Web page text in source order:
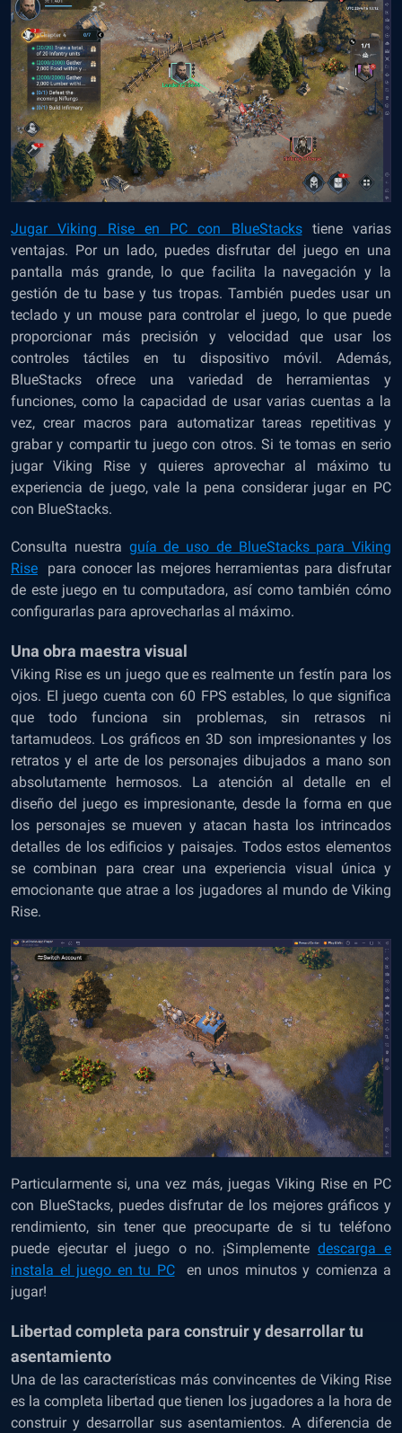
Jugar Viking Rise en PC con BlueStackstiene varias
ventajas. Por un lado, puedes disfrutar del juego en una
pantalla más grande, lo que facilita la navegación y la
gestión de tu base y tus tropas. También puedes usar un
teclado y un mouse para controlar el juego, lo que puede
proporcionar más precisión y velocidad que usar los
controles táctiles en tu dispositivo móvil. Además,
BlueStacks ofrece una variedad de herramientas y
funciones, como la capacidad de usar varias cuentas a la
vez, crear macros para automatizar tareas repetitivas y
grabar y compartir tu juego con otros. Si te tomas en serio
jugar Viking Rise y quieres aprovechar al máximo tu
experiencia de juego, vale la pena considerar jugar en PC
con BlueStacks.
Consulta nuestra guía de uso de BlueStacks para Viking
Rise para conocer las mejores herramientas para disfrutar
de este juego en tu computadora, así como también cómo
configurarlas para aprovecharlas al máximo.
Una obra maestra visual
Viking Rise es un juego que es realmente un festín para los
ojos. El juego cuenta con 60 FPS estables, lo que significa
que todo funciona sin problemas, sin retrasos ni
tartamudeos. Los gráficos en 3D son impresionantes y los
retratos y el arte de los personajes dibujados a mano son
absolutamente hermosos. La atención al detalle en el
diseño del juego es impresionante, desde la forma en que
los personajes se mueven y atacan hasta los intrincados
detalles de los edificios y paisajes. Todos estos elementos
se combinan para crear una experiencia visual única y
emocionante que atrae a los jugadores al mundo de Viking
Rise.
Particularmente si, una vez más, juegas Viking Rise en PC
con BlueStacks, puedes disfrutar de los mejores gráficos y
rendimiento, sin tener que preocuparte de si tu teléfono
puede ejecutar el juego o no. ¡Simplemente descarga e
instala el juego en tu PCen unos minutos y comienza a
jugar!
Libertad completa para construir y desarrollar tu
asentamiento
Una de las características más convincentes de Viking Rise
es la completa libertad que tienen los jugadores a la hora de
construir y desarrollar sus asentamientos. A diferencia de